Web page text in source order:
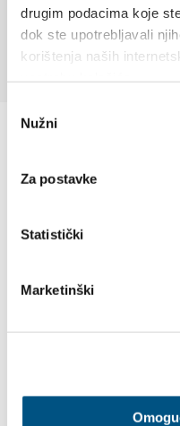
drugim podacima koje
dok ste upotrebljavali
korištenja naših
pristanka
Nužni
Za postavke
Statistički
Marketinški